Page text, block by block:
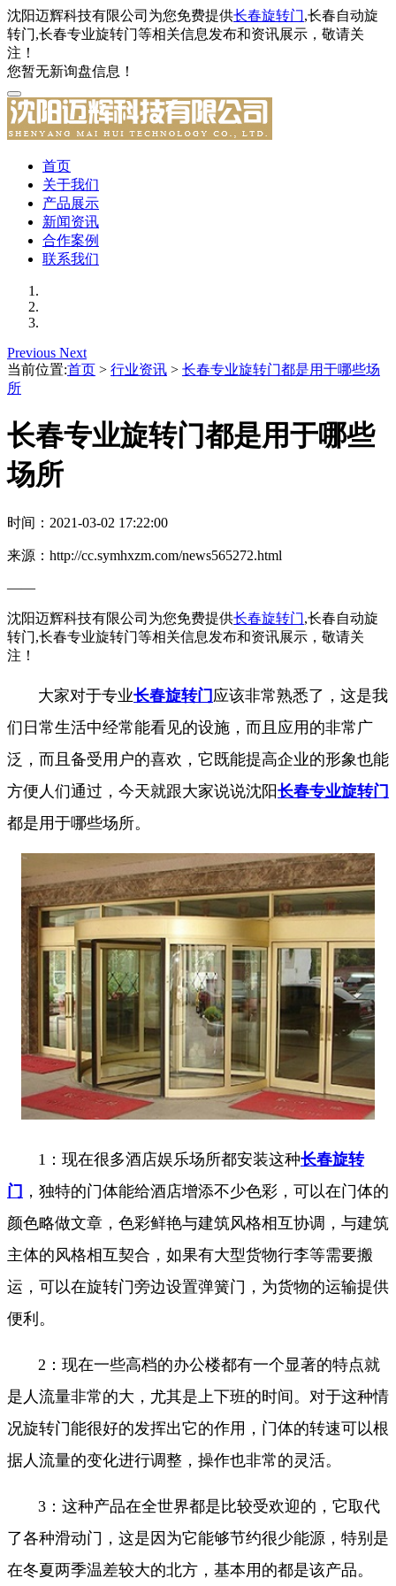
沈阳迈辉科技有限公司为您免费提供长春旋转门,长春自动旋
转门,长春专业旋转门等相关信息发布和资讯展示，敬请关
注！
您暂无新询盘信息！
首页
关于我们
产品展示
新闻资讯
合作案例
联系我们
Previous Next
当前位置:首页 > 行业资讯 > 长春专业旋转门都是用于哪些场
所
长春专业旋转门都是用于哪些
场所
时间：2021-03-02 17:22:00
来源：http://cc.symhxzm.com/news565272.html
——
沈阳迈辉科技有限公司为您免费提供长春旋转门,长春自动旋
转门,长春专业旋转门等相关信息发布和资讯展示，敬请关
注！
大家对于专业长春旋转门应该非常熟悉了，这是我
们日常生活中经常能看见的设施，而且应用的非常广
泛，而且备受用户的喜欢，它既能提高企业的形象也能
方便人们通过，今天就跟大家说说沈阳长春专业旋转门
都是用于哪些场所。
1：现在很多酒店娱乐场所都安装这种长春旋转
门 ，独特的门体能给酒店增添不少色彩，可以在门体的
颜色略做文章，色彩鲜艳与建筑风格相互协调，与建筑
主体的风格相互契合，如果有大型货物行李等需要搬
运，可以在旋转门旁边设置弹簧门，为货物的运输提供
便利。
2：现在一些高档的办公楼都有一个显著的特点就
是人流量非常的大，尤其是上下班的时间。对于这种情
况旋转门能很好的发挥出它的作用，门体的转速可以根
据人流量的变化进行调整，操作也非常的灵活。
3：这种产品在全世界都是比较受欢迎的，它取代
了各种滑动门，这是因为它能够节约很少能源，特别是
在冬夏两季温差较大的北方，基本用的都是该产品。